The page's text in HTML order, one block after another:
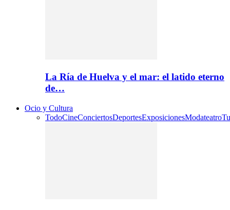
La Ría de Huelva y el mar: el latido eterno
de…
Ocio y Cultura
TodoCineConciertosDeportesExposicionesModateatro